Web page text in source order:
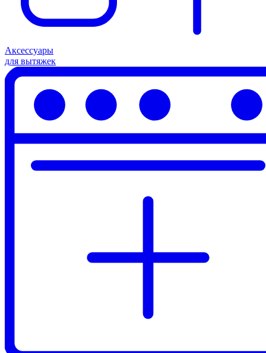
Аксессуары
для вытяжек